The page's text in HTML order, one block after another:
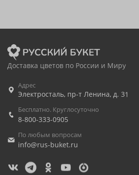
Доставка цветов по России и Миру
Адрес
Электросталь, пр-т Ленина, д. 31
Бесплатно. Круглосуточно
8-800-333-0905
По любым вопросам
info@rus-buket.ru